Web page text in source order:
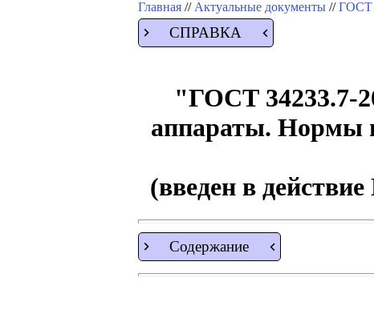
Главная // Актуальные документы //ГОСТ
СПРАВКА
"ГОСТ 34233.7-
аппараты. Нормы
(введен в
Содержание